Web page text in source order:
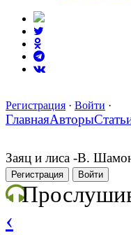
Регистрация · Войти ·
ГлавнаяАвторы
Заяц и лиса -В.
Регистрация Войти
‹